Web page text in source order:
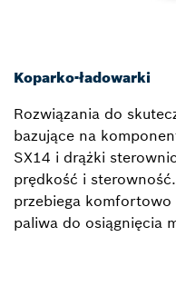
Koparko-ładowarki
Rozwiązania do
bazujące na
SX14 i drążki
prędkość i
przebiega komfortowo
paliwa do osiągnięcia